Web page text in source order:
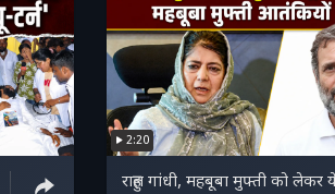
2:20
राहुल गांधी, महबूबा मुफ्ती को लेकर